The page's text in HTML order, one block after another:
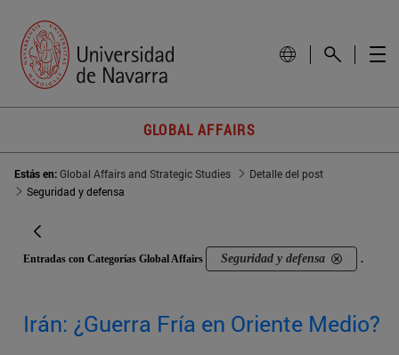
GLOBAL AFFAIRS
Estás en:Global Affairs and Strategic Studies
Detalle del post
Seguridad y defensa
Entradas con Categorías Global Affairs Seguridad y defensa .
Irán: ¿Guerra Fría en Oriente Medio?